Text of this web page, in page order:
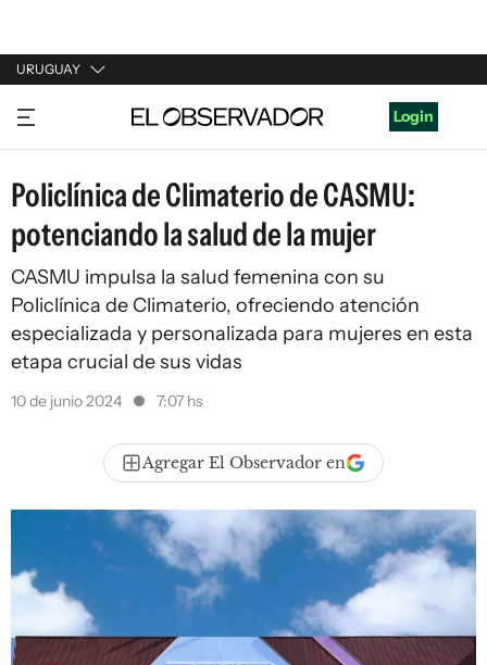
URUGUAY
URUGUAY
ARGENTINA
ESPAÑA
ESTADOS UNIDOS
Login
Policlínica de Climaterio de CASMU:
potenciando la salud de la mujer
CASMU impulsa la salud femenina con su
Policlínica de Climaterio, ofreciendo atención
especializada y personalizada para mujeres en esta
etapa crucial de sus vidas
10 de junio 2024 7:07 hs
Agregar El Observador en